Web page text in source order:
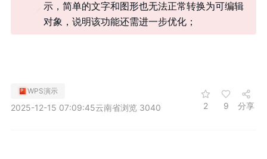
示，简单的文字和图形也无法正常转换为可编辑
对象，说明该功能还需进一步优化；
WPS演示
2025-12-15 07:09:45云南省浏览 3040 2 9 分享